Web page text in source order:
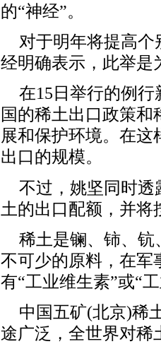
的“神经”。
对于明年将提高
经明确表示，此举是
在15日举行的例
国的稀土出口政策
展和保护环境。在
出口的规模。
不过，姚坚同时
土的出口配额，并将
稀土是镧、铈、钪
不可少的原料，在军
有“工业维生素”或“
中国五矿(北京)稀
途广泛，全世界对稀